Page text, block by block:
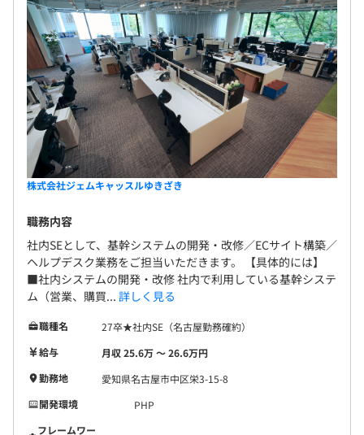
株式会社ジェムキャッスルゆきざき
職務内容
社内SEとして、基幹システムの開発・改修／ECサイト構築／
ヘルプデスク業務をご担当いただきます。 【具体的には】
■社内システムの開発・改修 社内で利用している基幹システ
ム（営業、購買... 詳しく見る
職種名
27卒★社内SE（名古屋勤務確約）
給与
月収 25.6万 〜 26.6万円
勤務地
愛知県名古屋市中区栄3-15-8
開発環境
PHP
フレームワー